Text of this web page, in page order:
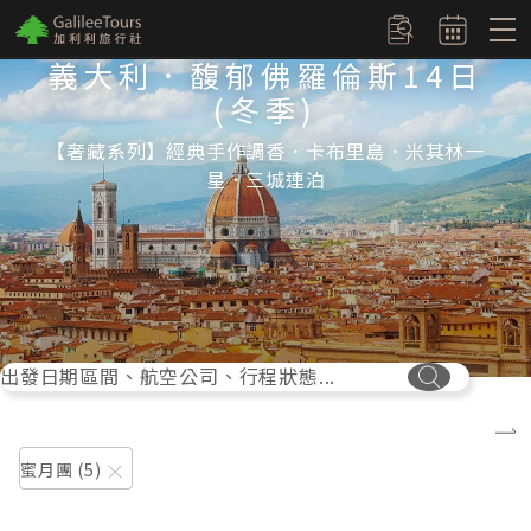
logo 訂單查詢
義大利．馥郁佛羅倫斯14日
(冬季)
【奢藏系列】經典手作調香．卡布里島．米其林一
星．三城連泊
出發日期區間、航空公司、行程狀態...
搜尋按鈕
蜜月團 5